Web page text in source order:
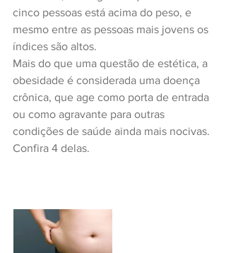
cinco pessoas está acima do peso, e
mesmo entre as pessoas mais jovens os
índices são altos.
Mais do que uma questão de estética, a
obesidade é considerada uma doença
crônica, que age como porta de entrada
ou como agravante para outras
condições de saúde ainda mais nocivas.
Confira 4 delas.